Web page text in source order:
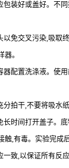
包装好或盖好。不
以免交叉污染,吸取
。
器配置洗涤液。使
拍干,不要将吸水
长时间打开盖子。
触,有毒。实验完成
致,以保证所有反